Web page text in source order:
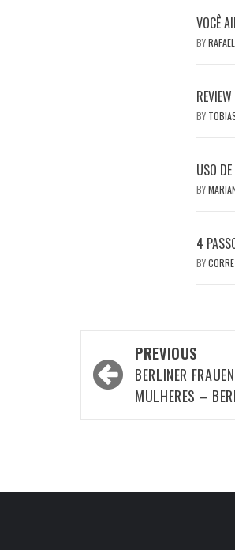
VOCÊ
BY
BY
USO
BY
4
BY
Post
navigation
PREVIOUS
BERLINER
MULHERES –